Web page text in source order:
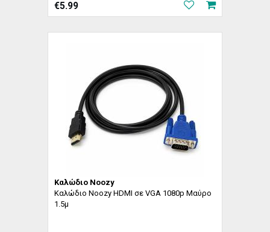
€5.99
Καλώδιο Noozy
Καλώδιο Noozy HDMI σε VGA 1080p Μαύρο
1.5μ